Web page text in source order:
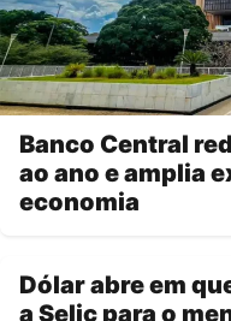
Banco Central
ao ano e amplia
economia
Dólar abre em
a Selic para o